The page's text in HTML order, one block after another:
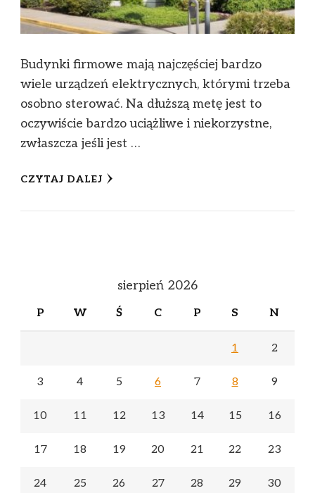
Budynki firmowe mają najczęściej bardzo
wiele urządzeń elektrycznych, którymi trzeba
osobno sterować. Na dłuższą metę jest to
oczywiście bardzo uciążliwe i niekorzystne,
zwłaszcza jeśli jest …
CZYTAJ DALEJ
sierpień 2026
P W Ś C P S N
1 2
3 4 5 6 7 8 9
10 11 12 13 14 15 16
17 18 19 20 21 22 23
24 25 26 27 28 29 30